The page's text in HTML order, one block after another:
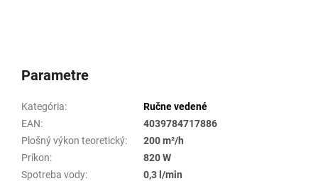
Parametre
Kategória:
Ručne vedené
EAN:
4039784717886
Plošný výkon teoretický:
200 m²/h
Príkon:
820 W
Spotreba vody:
0,3 l/min